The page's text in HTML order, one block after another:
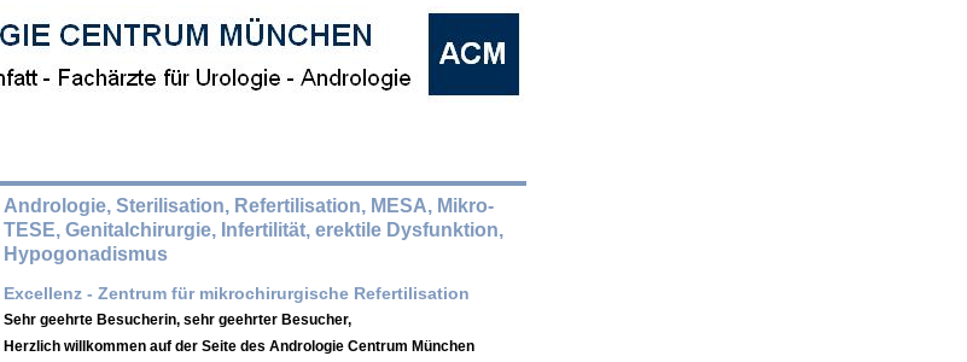
Andrologie, Sterilisation, Refertilisation, MESA, Mikro-
TESE, Genitalchirurgie, Infertilität, erektile Dysfunktion,
Hypogonadismus
Excellenz - Zentrum für mikrochirurgische Refertilisation
Sehr geehrte Besucherin, sehr geehrter Besucher,
Herzlich willkommen auf der Seite des Andrologie Centrum München